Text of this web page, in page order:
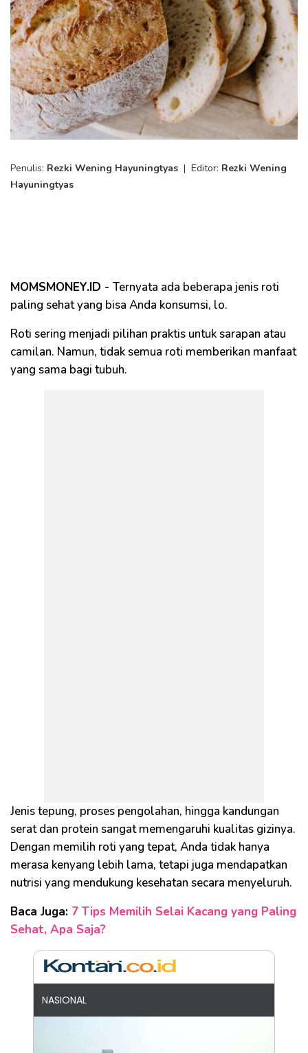
Penulis: Rezki Wening Hayuningtyas | Editor: Rezki Wening
Hayuningtyas
MOMSMONEY.ID - Ternyata ada beberapa jenis roti
paling sehat yang bisa Anda konsumsi, lo.
Roti sering menjadi pilihan praktis untuk sarapan atau
camilan. Namun, tidak semua roti memberikan manfaat
yang sama bagi tubuh.
Jenis tepung, proses pengolahan, hingga kandungan
serat dan protein sangat memengaruhi kualitas gizinya.
Dengan memilih roti yang tepat, Anda tidak hanya
merasa kenyang lebih lama, tetapi juga mendapatkan
nutrisi yang mendukung kesehatan secara menyeluruh.
Baca Juga: 7 Tips Memilih Selai Kacang yang Paling
Sehat, Apa Saja?
NASIONAL